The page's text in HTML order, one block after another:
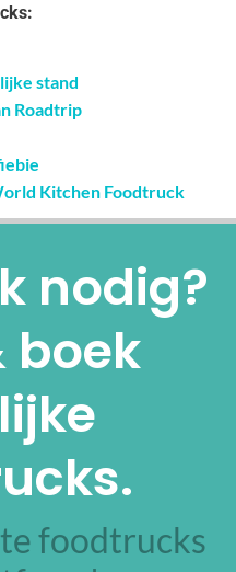
stand
Roadtrip
Kitchen Foodtruck
nodig?
boek
foodtrucks